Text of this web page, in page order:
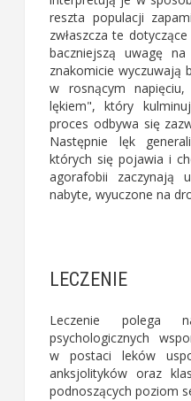
reszta populacji
zwłaszcza te
baczniejszą uwagę
znakomicie wyczuwają
w rosnącym
lękiem", który
proces odbywa się
Następnie lęk
których się pojawia i
agorafobii zaczynają
nabyte, wyuczone na
LECZENIE
Leczenie polega
psychologicznych
w postaci leków
anksjolityków oraz
podnoszących poziom